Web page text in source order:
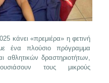
κάνει «πρεμιέρα» η φετινή
ένα πλούσιο πρόγραμμα
αθλητικών δραστηριοτήτων,
τους μικρούς